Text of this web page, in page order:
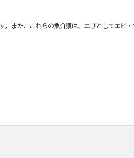
また、これらの魚介類は、エサとしてエビ・